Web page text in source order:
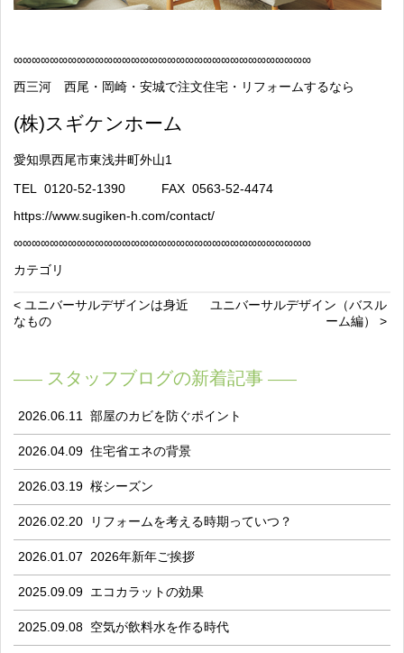
∞∞∞∞∞∞∞∞∞∞∞∞∞∞∞∞∞∞∞∞∞∞∞∞∞∞∞∞∞∞∞∞∞
西三河 西尾・岡崎・安城で注文住宅・リフォームするなら
(株)スギケンホーム
愛知県西尾市東浅井町外山1
TEL
0120-52-1390 FAX 0563-52-4474
https://www.sugiken-h.com/contact/
∞∞∞∞∞∞∞∞∞∞∞∞∞∞∞∞∞∞∞∞∞∞∞∞∞∞∞∞∞∞∞∞∞
カテゴリ
< ユニバーサルデザインは身近
なもの
ユニバーサルデザイン（バスル
ーム編） >
スタッフブログの新着記事
2026.06.11 部屋のカビを防ぐポイント
2026.04.09 住宅省エネの背景
2026.03.19 桜シーズン
2026.02.20 リフォームを考える時期っていつ？
2026.01.07 2026年新年ご挨拶
2025.09.09 エコカラットの効果
2025.09.08 空気が飲料水を作る時代